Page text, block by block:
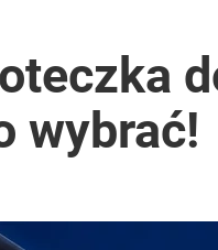
wybrać!